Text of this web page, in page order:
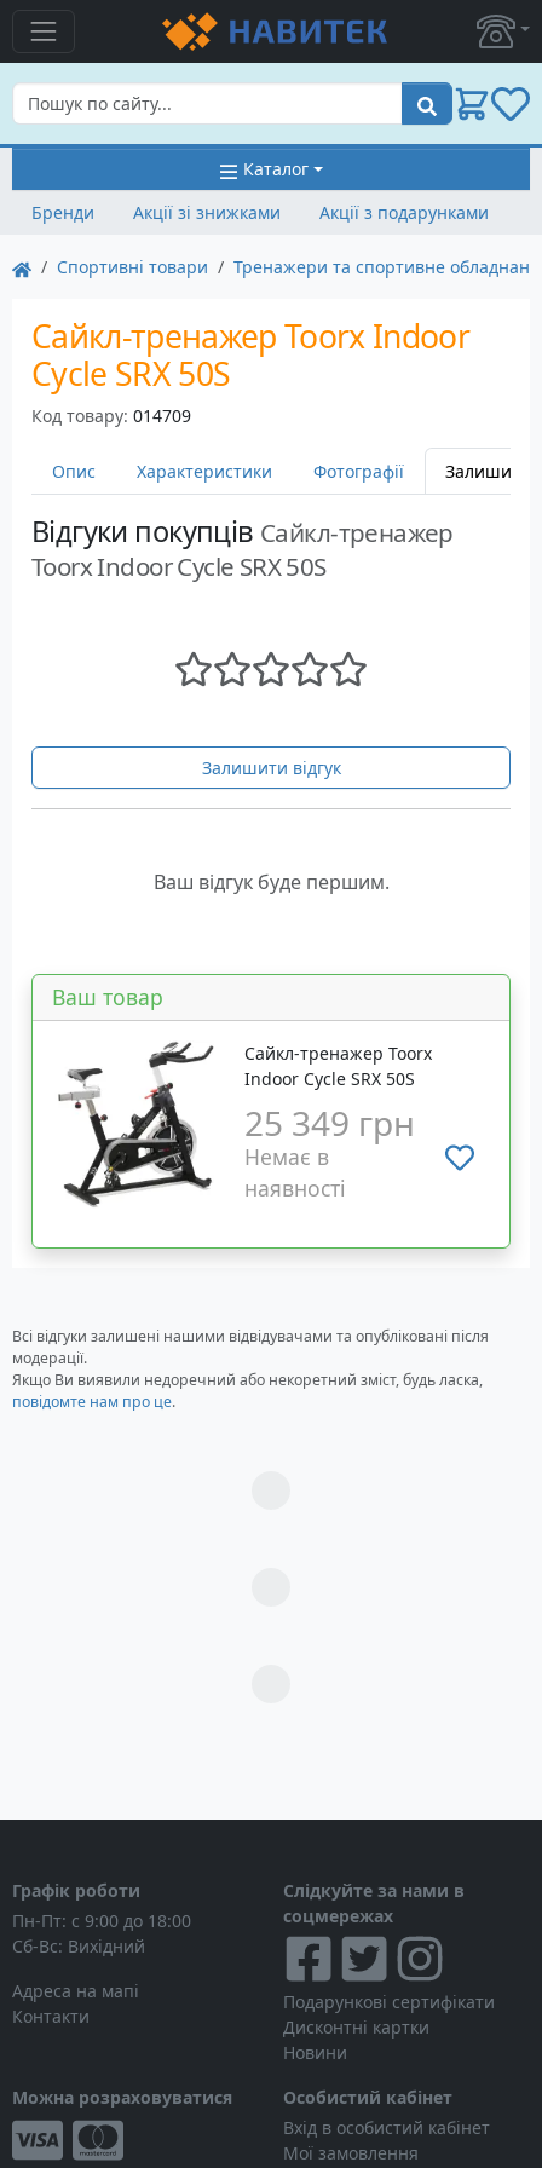
Пошук
Каталог
Бренди
Акції зі знижками Акції з подарунками
Спортивні товари Тренажери та спортивне
Сайкл-тренажер Toorx Indoor
Cycle SRX 50S
Код товару: 014709
Опис Характеристики Фотографії Залишити
Відгуки покупців Сайкл-тренажер
Toorx Indoor Cycle SRX 50S
Залишити відгук
Ваш відгук буде першим.
Ваш товар
Сайкл-тренажер Toorx
Indoor Cycle SRX 50S
25 349 грн
Немає в
наявності
Всі відгуки залишені нашими відвідувачами та опубліковані після
модерації.
Якщо Ви виявили недоречний або некоретний зміст, будь ласка,
повідомте нам про це.
Графік роботи
Пн-Пт: с 9:00 до 18:00
Сб-Вс: Вихідний
Адреса на мапі
Контакти
Слідкуйте за нами в
соцмережах
Подарункові сертифікати
Дисконтні картки
Новини
Можна розраховуватися
Особистий кабінет
Вхід в особистий кабінет
Мої замовлення